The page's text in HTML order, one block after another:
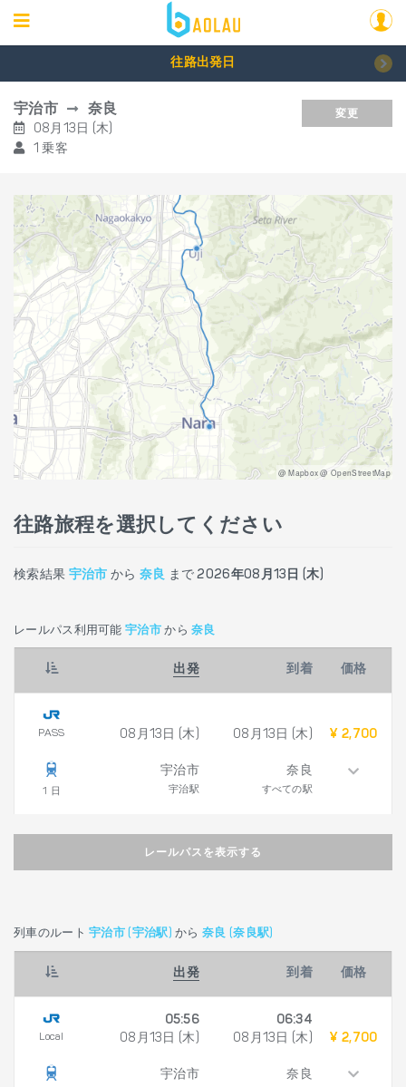
往路出発日
宇治市 奈良
08月13日 (木)
1 乗客
変更
@ Mapbox @ OpenStreetMap
往路旅程を選択してください
検索結果 宇治市 から 奈良 まで2026年08月13日 (木)
レールパス利用可能 宇治市から奈良
出発 到着 価格
PASS
1 日
08月13日 (木)
宇治市
宇治駅
08月13日 (木)
奈良
すべての駅
¥ 2,700
レールパスを表示する
列車のルート宇治市 (宇治駅) から奈良 (奈良駅)
出発 到着 価格
Local
05:56
08月13日 (木)
宇治市
06:34
08月13日 (木)
奈良
¥ 2,700